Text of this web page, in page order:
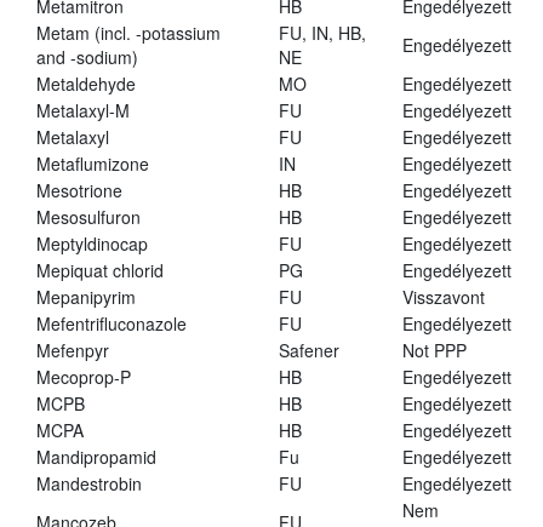
Metamitron
HB
Engedélyezett
Metam (incl. -potassium
and -sodium)
FU, IN, HB,
NE
Engedélyezett
Metaldehyde
MO
Engedélyezett
Metalaxyl-M
FU
Engedélyezett
Metalaxyl
FU
Engedélyezett
Metaflumizone
IN
Engedélyezett
Mesotrione
HB
Engedélyezett
Mesosulfuron
HB
Engedélyezett
Meptyldinocap
FU
Engedélyezett
Mepiquat chlorid
PG
Engedélyezett
Mepanipyrim
FU
Visszavont
Mefentrifluconazole
FU
Engedélyezett
Mefenpyr
Safener
Not PPP
Mecoprop-P
HB
Engedélyezett
MCPB
HB
Engedélyezett
MCPA
HB
Engedélyezett
Mandipropamid
Fu
Engedélyezett
Mandestrobin
FU
Engedélyezett
Nem